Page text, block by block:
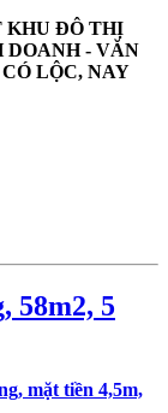
KHU ĐÔ THỊ
DOANH - VĂN
LỘC, NAY
58m2, 5